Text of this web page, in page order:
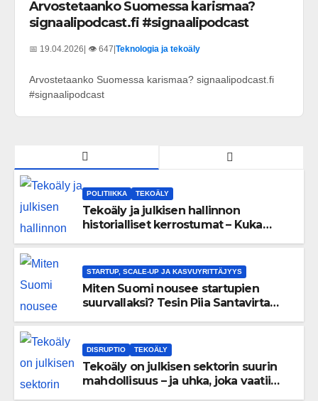
Arvostetaanko Suomessa karismaa?
signaalipodcast.fi #signaalipodcast
📅 19.04.2026| 👁️ 647|Teknologia ja tekoäly
Arvostetaanko Suomessa karismaa? signaalipodcast.fi
#signaalipodcast
POLITIIKKA TEKOÄLY
Tekoäly ja julkisen hallinnon
historialliset kerrostumat – Kuka
STARTUP, SCALE-UP JA KASVUYRITTÄJYYS
Miten Suomi nousee startupien
suurvallaksi? Tesin Piia Santavirta
DISRUPTIO TEKOÄLY
Tekoäly on julkisen sektorin suurin
mahdollisuus – ja uhka, joka vaatii